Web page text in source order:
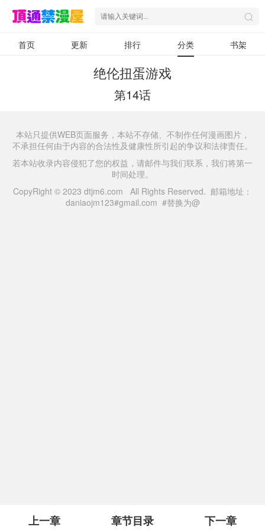
首页 更新 排行 分类 书架
绝伦扭蛋游戏
第14话
上一章 章节目录 下一章
本站只提供WEB页面服务，本站不存储、不制作任何漫画图片，
不承担任何由于内容的合法性及健康性所引起的争议和法律责任。
若本站收录内容侵犯了您的权益，请邮件与我们联系，我们将第一
时间处理。
CopyRight © 2023 dtjm6.com All Rights Reserved. 邮箱地址：
daniaojm123#gmail.com #替换为@